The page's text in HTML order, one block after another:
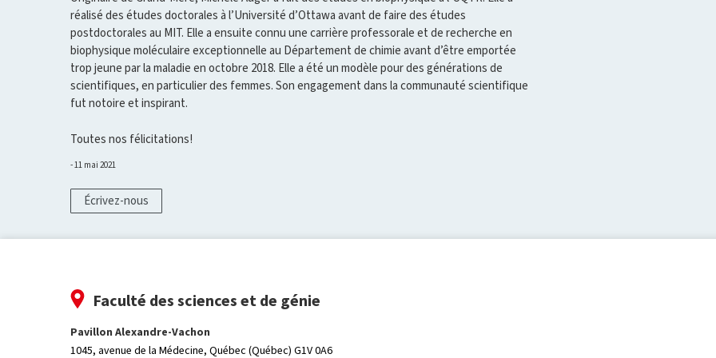
réalisé des études doctorales à l’Université d’Ottawa avant de faire des études
postdoctorales au MIT. Elle a ensuite connu une carrière professorale et de recherche en
biophysique moléculaire exceptionnelle au Département de chimie avant d’être emportée
trop jeune par la maladie en octobre 2018. Elle a été un modèle pour des générations de
scientifiques, en particulier des femmes. Son engagement dans la communauté scientifique
fut notoire et inspirant.
Toutes nos félicitations!
11 mai 2021
Écrivez-nous
Faculté des sciences et de génie
Pavillon Alexandre-Vachon
1045, avenue de la Médecine, Québec (Québec) G1V 0A6